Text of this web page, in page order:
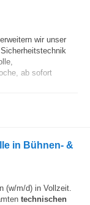
wir unser
ab sofort
in Bühnen- &
(w/m/d) in Vollzeit.
technischen